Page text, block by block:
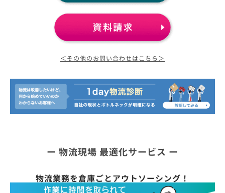
＜その他のお問い合わせはこちら＞
ー 物流現場 最適化サービス ー
物流業務を倉庫ごとアウトソーシング！